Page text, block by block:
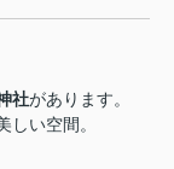
社があります。
しい空間。